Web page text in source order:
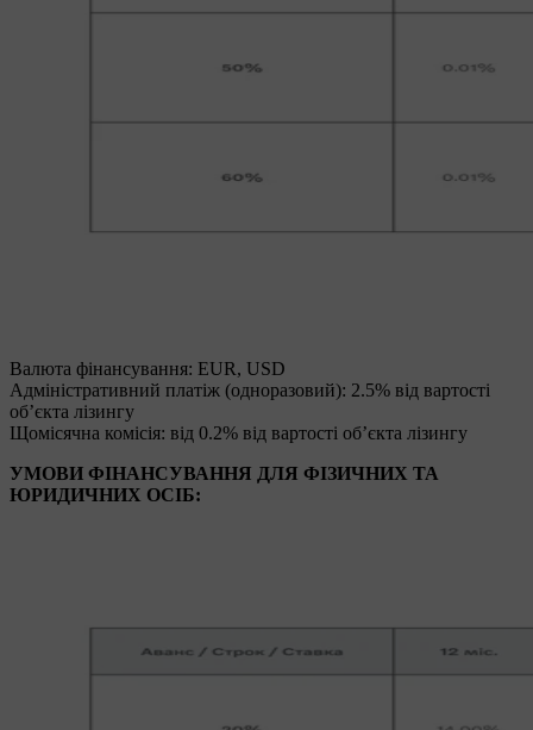
Валюта фінансування: EUR, USD
Адміністративний платіж (одноразовий): 2.5% від вартості
об’єкта лізингу
Щомісячна комісія: від 0.2% від вартості об’єкта лізингу
УМОВИ ФІНАНСУВАННЯ ДЛЯ ФІЗИЧНИХ ТА
ЮРИДИЧНИХ ОСІБ: